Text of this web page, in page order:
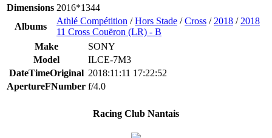
Dimensions 2016*1344
Albums
Athlé Compétition /Hors Stade /Cross / 2018 / 2018
11 Cross Couëron (LR) - B
Make
SONY
Model
ILCE-7M3
DateTimeOriginal 2018:11:11 17:22:52
ApertureFNumber f/4.0
Racing Club Nantais